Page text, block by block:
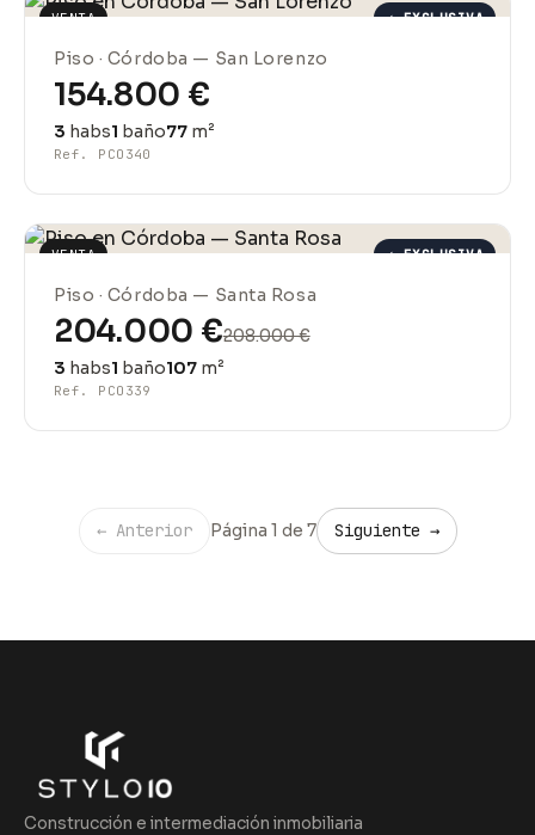
VENTA ✓ EXCLUSIVA
Piso · Córdoba — San Lorenzo
154.800 €
3 habs1 baño77 m²
Ref. PCO340
VENTA
✓ EXCLUSIVA
Piso · Córdoba — Santa Rosa
204.000 €208.000 €
3 habs1 baño107 m²
Ref. PCO339
← Anterior Página 1 de 7 Siguiente →
Construcción e intermediación inmobiliaria